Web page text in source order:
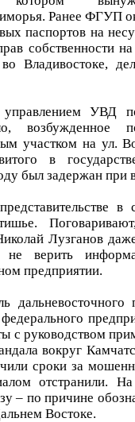
Ранее ФГУП
паспортов на
собственности
Владивостоке,
управлением УВД
возбужденное
участком на ул.
в
был задержан при
Лузганов
не верить
предприятии.
дальневосточного
с руководством
вокруг
сроки за
отстранили.
– по причине
Востоке.